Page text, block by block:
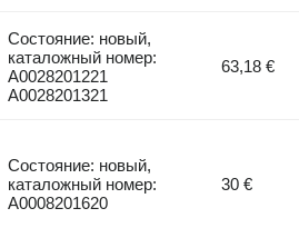
Состояние: новый,
каталожный номер:
A0028201221
A0028201321
63,18 €
Состояние: новый,
каталожный номер:
A0008201620
30 €